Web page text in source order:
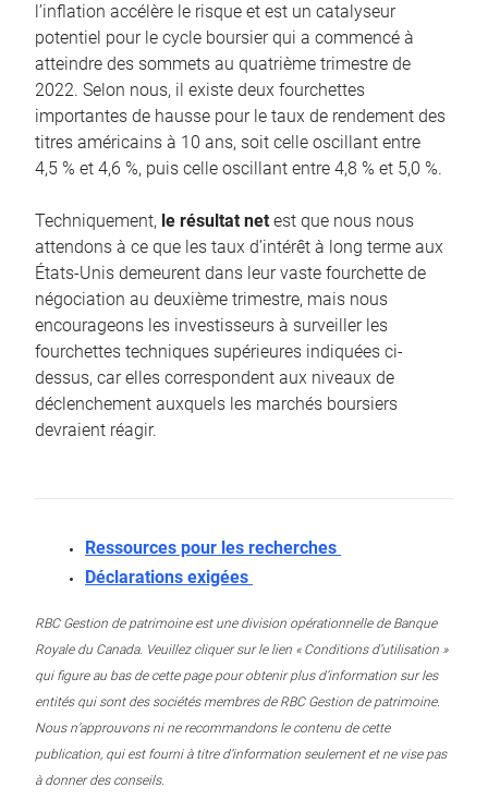
l’inflation accélère le risque et est un catalyseur
potentiel pour le cycle boursier qui a commencé à
atteindre des sommets au quatrième trimestre de
2022. Selon nous, il existe deux fourchettes
importantes de hausse pour le taux de rendement des
titres américains à 10 ans, soit celle oscillant entre
4,5 % et 4,6 %, puis celle oscillant entre 4,8 % et 5,0 %.
Techniquement, le résultat net est que nous nous
attendons à ce que les taux d’intérêt à long terme aux
États-Unis demeurent dans leur vaste fourchette de
négociation au deuxième trimestre, mais nous
encourageons les investisseurs à surveiller les
fourchettes techniques supérieures indiquées ci-
dessus, car elles correspondent aux niveaux de
déclenchement auxquels les marchés boursiers
devraient réagir.
Ressources pour les recherches
Déclarations exigées
RBC Gestion de patrimoine est une division opérationnelle de Banque
Royale du Canada. Veuillez cliquer sur le lien « Conditions d’utilisation »
qui figure au bas de cette page pour obtenir plus d’information sur les
entités qui sont des sociétés membres de RBC Gestion de patrimoine.
Nous n’approuvons ni ne recommandons le contenu de cette
publication, qui est fourni à titre d’information seulement et ne vise pas
à donner des conseils.